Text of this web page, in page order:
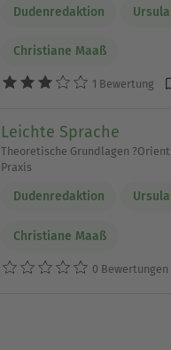
Dudenredaktion
Christiane Maaß
1 Bewertung
Leichte Sprache
Theoretische Grundlagen
Praxis
Dudenredaktion
Christiane Maaß
0 Bewertungen